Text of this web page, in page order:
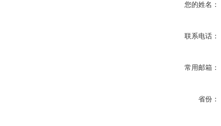
您的姓名：
联系电话：
常用邮箱：
省份：